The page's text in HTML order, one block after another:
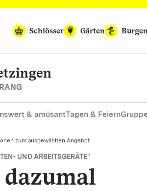
Schlösser
Gärten Burgen
& amüsantTagen & Feiern
zum ausgewählten Angebot
UND ARBEITSGERÄTE"